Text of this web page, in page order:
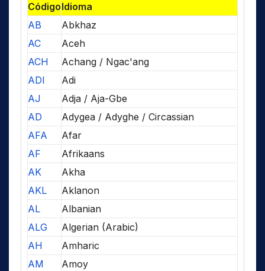
CódigoIdioma
AB
Abkhaz
AC
Aceh
ACH
Achang / Ngac'ang
ADI
Adi
AJ
Adja / Aja-Gbe
AD
Adygea / Adyghe / Circassian
AFA
Afar
AF
Afrikaans
AK
Akha
AKL
Aklanon
AL
Albanian
ALG
Algerian (Arabic)
AH
Amharic
AM
Amoy